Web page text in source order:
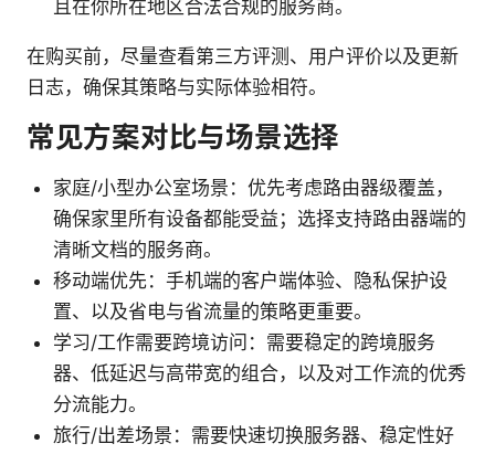
且在你所在地区合法合规的服务商。
在购买前，尽量查看第三方评测、用户评价以及更新
日志，确保其策略与实际体验相符。
常见方案对比与场景选择
家庭/小型办公室场景：优先考虑路由器级覆盖，
确保家里所有设备都能受益；选择支持路由器端的
清晰文档的服务商。
移动端优先：手机端的客户端体验、隐私保护设
置、以及省电与省流量的策略更重要。
学习/工作需要跨境访问：需要稳定的跨境服务
器、低延迟与高带宽的组合，以及对工作流的优秀
分流能力。
旅行/出差场景：需要快速切换服务器、稳定性好